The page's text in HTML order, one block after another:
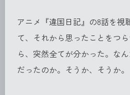
アニメ『違国日記』の8話を視
て、それから思ったことをつ
ら、突然全てが分かった。な
だったのか。そうか、そうか。